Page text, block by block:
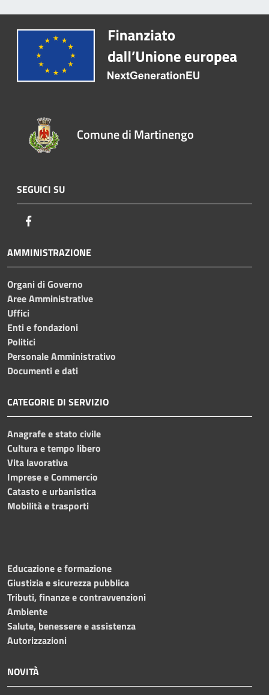
Comune di Martinengo
SEGUICI SU
AMMINISTRAZIONE
Organi di Governo
Aree Amministrative
Uffici
Enti e fondazioni
Politici
Personale Amministrativo
Documenti e dati
CATEGORIE DI SERVIZIO
Anagrafe e stato civile
Cultura e tempo libero
Vita lavorativa
Imprese e Commercio
Catasto e urbanistica
Mobilità e trasporti
Educazione e formazione
Giustizia e sicurezza pubblica
Tributi, finanze e contravvenzioni
Ambiente
Salute, benessere e assistenza
Autorizzazioni
NOVITÀ